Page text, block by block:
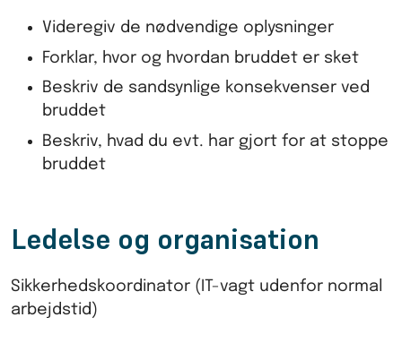
Videregiv de nødvendige oplysninger
Forklar, hvor og hvordan bruddet er sket
Beskriv de sandsynlige konsekvenser ved
bruddet
Beskriv, hvad du evt. har gjort for at stoppe
bruddet
Ledelse og organisation
Sikkerhedskoordinator (IT-vagt udenfor normal
arbejdstid)